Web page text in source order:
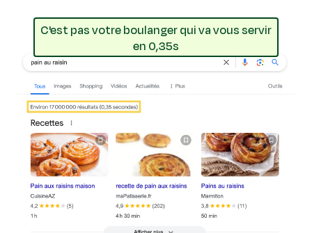
C'est pas votre boulanger qui va vous servir
en 0,35s